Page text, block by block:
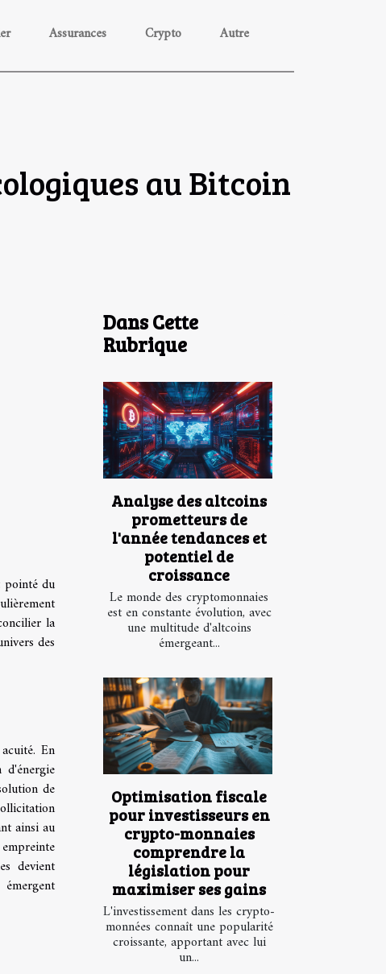
Assurances Crypto Autre
au Bitcoin
pointé du
la
des
En
de
ainsi au
devient
Dans Cette
Rubrique
Analyse des altcoins
prometteurs de
l'année tendances et
potentiel de
croissance
Le monde des cryptomonnaies
est en constante évolution, avec
une multitude d'altcoins
émergeant...
Optimisation fiscale
pour investisseurs en
crypto-monnaies
comprendre la
législation pour
maximiser ses gains
L'investissement dans les crypto-
monnées connaît une popularité
croissante, apportant avec lui
un...